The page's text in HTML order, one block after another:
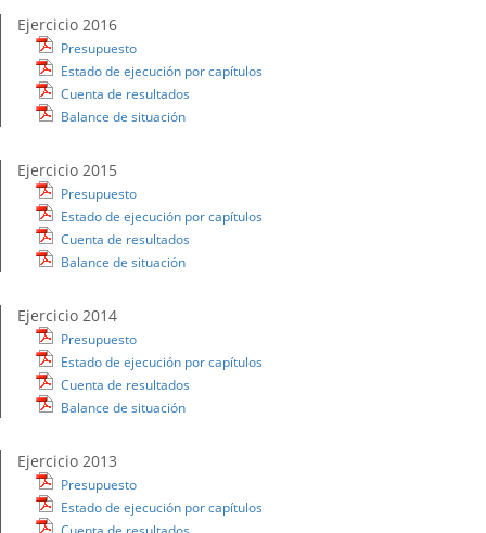
Ejercicio 2016
Presupuesto
Estado de ejecución por capítulos
Cuenta de resultados
Balance de situación
Ejercicio 2015
Presupuesto
Estado de ejecución por capítulos
Cuenta de resultados
Balance de situación
Ejercicio 2014
Presupuesto
Estado de ejecución por capítulos
Cuenta de resultados
Balance de situación
Ejercicio 2013
Presupuesto
Estado de ejecución por capítulos